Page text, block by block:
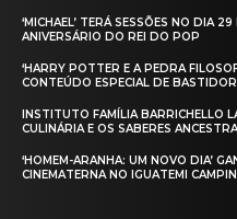
‘MICHAEL’ TERÁ SESSÕES NO DIA
ANIVERSÁRIO DO REI DO POP
‘HARRY POTTER E A PEDRA
CONTEÚDO ESPECIAL DE
INSTITUTO FAMÍLIA BARRICHELLO
CULINÁRIA E OS SABERES
‘HOMEM-ARANHA: UM NOVO DIA’
CINEMATERNA NO IGUATEMI